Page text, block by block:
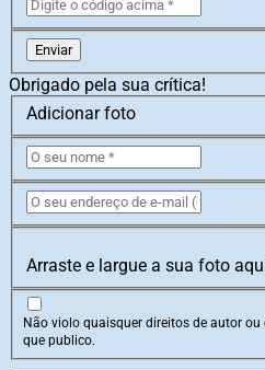
Enviar
Obrigado pela sua crítica!
Adicionar foto
Arraste e largue a sua foto
Não violo quaisquer direitos de autor
que publico.